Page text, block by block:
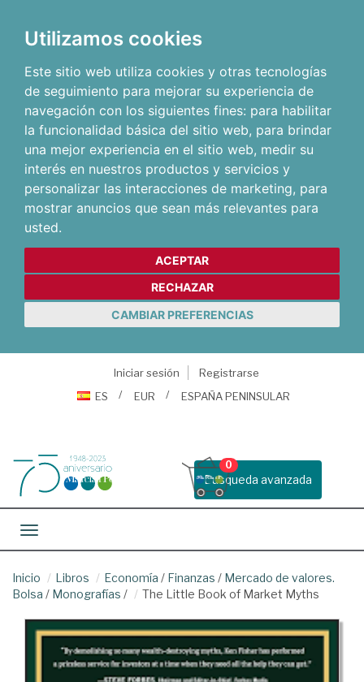
Utilizamos cookies
Este sitio web utiliza cookies y otras tecnologías
de seguimiento para mejorar su experiencia de
navegación con los siguientes fines: para habilitar
la funcionalidad básica del sitio web, para brindar
una mejor experiencia en el sitio web, medir su
interés en nuestros productos y servicios y
personalizar las interacciones de marketing, para
mostrar anuncios que sean más relevantes para
usted.
ACEPTAR
RECHAZAR
CAMBIAR PREFERENCIAS
Iniciar sesión
Registrarse
ES
EUR ESPAÑA PENINSULAR
Busqueda avanzada
0
Toggle navigation
Inicio Libros Economía / Finanzas / Mercado de valores.
Bolsa / Monografías / The Little Book of Market Myths